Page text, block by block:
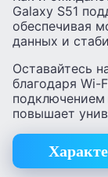
Galaxy S51
обеспечивая
данных и
Оставайтесь
благодаря Wi-
подключением
повышает